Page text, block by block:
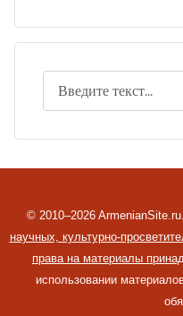
© 2010–2026 ArmenianSite.ru.
научных, культурно-
права на материалы
использовании